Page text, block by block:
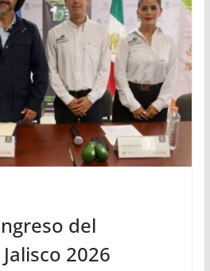
del
2026